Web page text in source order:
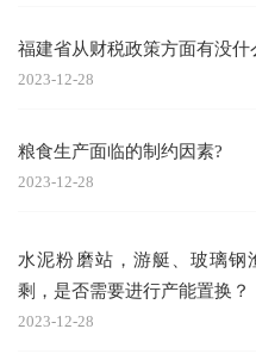
福建省从财税政策方面有没什
2023-12-28
粮食生产面临的制约因素?
2023-12-28
水泥粉磨站，游艇、玻璃
剩，是否需要进行产能置换？
2023-12-28